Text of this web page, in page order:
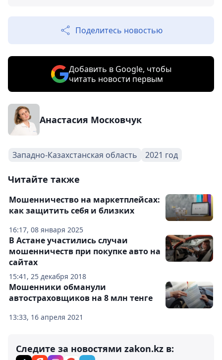
Поделитесь новостью
Добавить в Google, чтобы
читать новости первым
Анастасия Московчук
Западно-Казахстанская область 2021 год
Читайте также
16:17, 08 января 2025
Мошенничество на маркетплейсах:
как защитить себя и близких
15:41, 25 декабря 2018
В Астане участились случаи
мошенничеств при покупке авто на
сайтах
13:33, 16 апреля 2021
Мошенники обманули
автостраховщиков на 8 млн тенге
Следите за новостями zakon.kz в: